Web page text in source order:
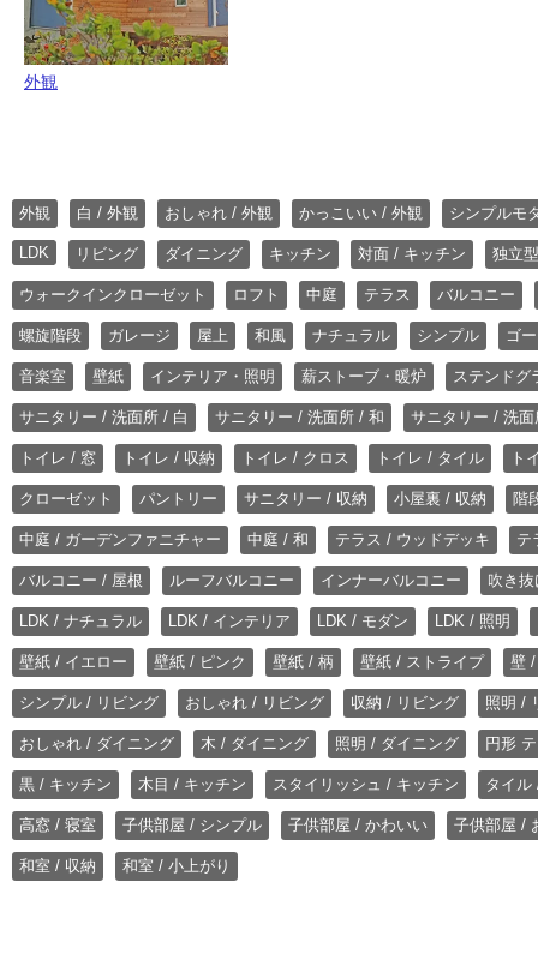
外観
外観 白 / 外観 おしゃれ / 外観 かっこいい / 外観 シンプルモ
LDK リビング ダイニング キッチン 対面 / キッチン 独立
ウォークインクローゼット ロフト 中庭 テラス バルコニー
螺旋階段 ガレージ 屋上 和風 ナチュラル シンプル ゴ
音楽室 壁紙 インテリア・照明 薪ストーブ・暖炉 ステンドグ
サニタリー / 洗面所 / 白 サニタリー / 洗面所 / 和 サニタリー / 洗
トイレ / 窓 トイレ / 収納 トイレ / クロス トイレ / タイル ト
クローゼット パントリー サニタリー / 収納 小屋裏 / 収納 階
中庭 / ガーデンファニチャー 中庭 / 和 テラス / ウッドデッキ テ
バルコニー / 屋根 ルーフバルコニー インナーバルコニー 吹き
LDK / ナチュラル LDK / インテリア LDK / モダン LDK / 照明
壁紙 / イエロー 壁紙 / ピンク 壁紙 / 柄 壁紙 / ストライプ 壁
シンプル / リビング おしゃれ / リビング 収納 / リビング 照明 /
おしゃれ / ダイニング 木 / ダイニング 照明 / ダイニング 円形
黒 / キッチン 木目 / キッチン スタイリッシュ / キッチン タイル
高窓 / 寝室 子供部屋 / シンプル 子供部屋 / かわいい 子供部屋 /
和室 / 収納 和室 / 小上がり